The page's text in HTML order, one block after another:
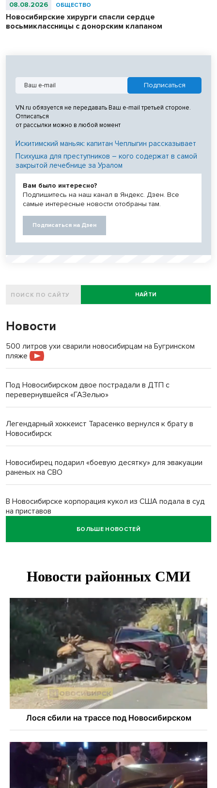
08.08.2026 ОБЩЕСТВО
Новосибирские хирурги спасли сердце
восьмиклассницы с донорским клапаном
VN.ru обязуется не передавать Ваш e-mail третьей стороне.
Отписаться
от рассылки можно в любой момент
Искитимский маньяк: капитан Чеплыгин рассказывает
Психушка для преступников – кого содержат в самой
закрытой лечебнице за Уралом
Вам было интересно?
Подпишитесь на наш канал в Яндекс. Дзен. Все
самые интересные новости отобраны там.
Подписаться на Дзен
НАЙТИ
Новости
500 литров ухи сварили новосибирцам на Бугринском
пляже
Под Новосибирском двое пострадали в ДТП с
перевернувшейся «ГАЗелью»
Легендарный хоккеист Тарасенко вернулся к брату в
Новосибирск
Новосибирец подарил «боевую десятку» для эвакуации
раненых на СВО
В Новосибирске корпорация кукол из США подала в суд
на приставов
В Новосибирске минздрав объявил бесплатную
В Новосибирске врачи прооперировали 25 тысяч
Знаменитый орангутан Бату отметил юбилей в
новосибирском зоопарке
Новосибирские хирурги спасли сердце восьмиклассницы
с донорским клапаном
БОЛЬШЕ НОВОСТЕЙ